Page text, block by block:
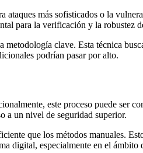
más sofisticados o la
para la verificación y la robustez
clave. Esta técnica
podrían pasar por alto.
este proceso puede ser
a un nivel de seguridad superior.
que los métodos manuales.
digital, especialmente en el